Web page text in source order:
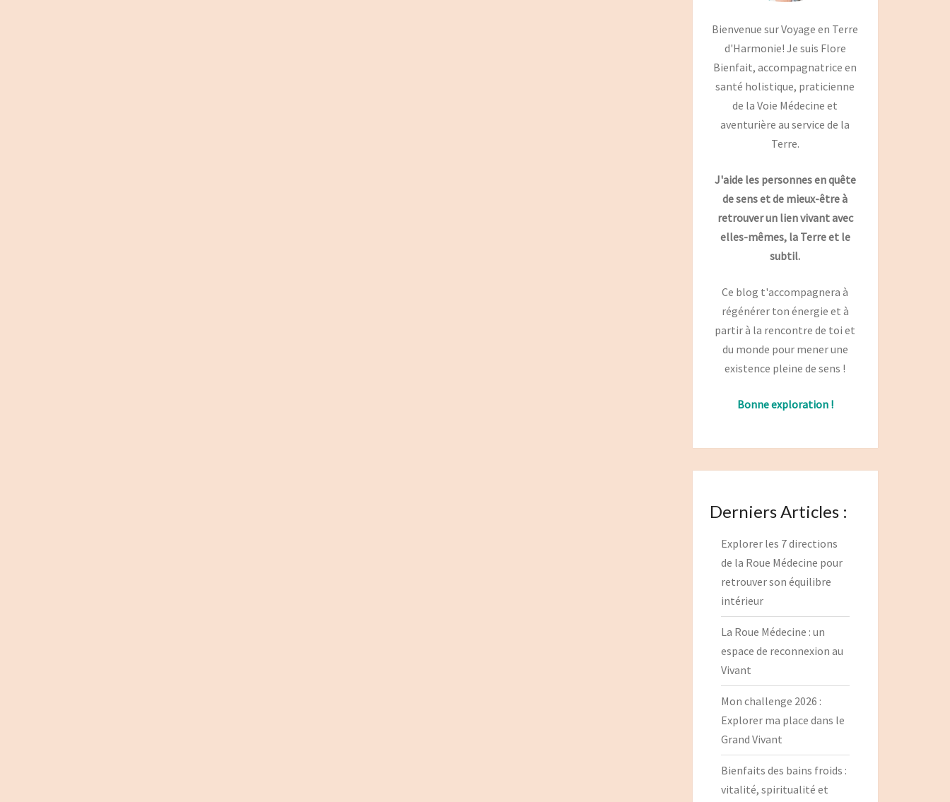
Bienvenue sur Voyage en Terre
d'Harmonie! Je suis Flore
Bienfait, accompagnatrice en
santé holistique, praticienne
de la Voie Médecine et
aventurière au service de la
Terre.
J'aide les personnes en quête
de sens et de mieux-être à
retrouver un lien vivant avec
elles-mêmes, la Terre et le
subtil.
Ce blog t'accompagnera à
régénérer ton énergie et à
partir à la rencontre de toi et
du monde pour mener une
existence pleine de sens !
Bonne exploration !
Derniers Articles :
Explorer les 7 directions
de la Roue Médecine pour
retrouver son équilibre
intérieur
La Roue Médecine : un
espace de reconnexion au
Vivant
Mon challenge 2026 :
Explorer ma place dans le
Grand Vivant
Bienfaits des bains froids :
vitalité, spiritualité et